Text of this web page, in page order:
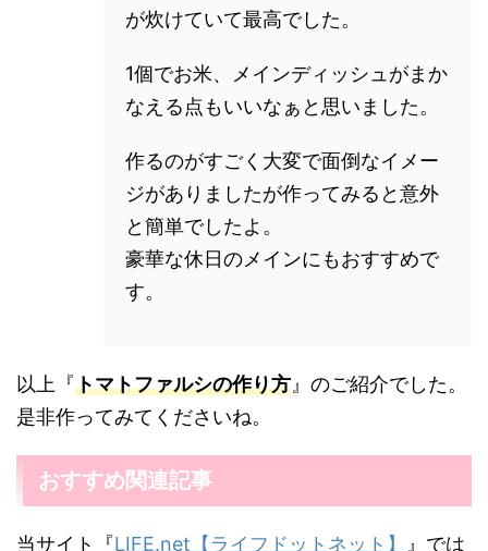
が炊けていて最高でした。
1個でお米、メインディッシュがまか
なえる点もいいなぁと思いました。
作るのがすごく大変で面倒なイメー
ジがありましたが作ってみると意外
と簡単でしたよ。
豪華な休日のメインにもおすすめで
す。
以上『トマトファルシの作り方 』のご紹介でした。
是非作ってみてくださいね。
おすすめ関連記事
当サイト『LIFE.net【ライフドットネット】
』では